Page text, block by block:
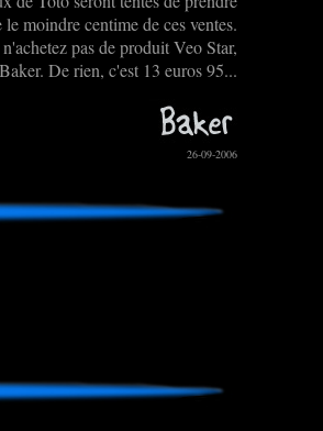
moindre centime de ces ventes.
pas de produit Veo Star,
De rien, c'est 13 euros 95...
26-09-2006